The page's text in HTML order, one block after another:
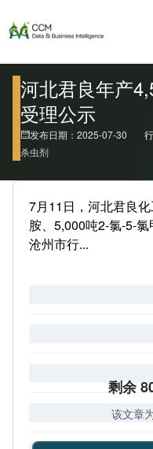
河北君良年产
受理公示
发布日期：2025-07-30
杀虫剂
7月11日，河北君良
胺、5,000吨2-氯-5-
沧州市行...
剩余
该文章